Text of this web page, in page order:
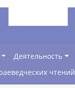
Деятельность
чтений